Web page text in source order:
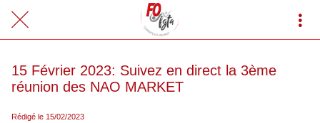
15 Février 2023: Suivez en direct la 3ème
réunion des NAO MARKET
Rédigé le 15/02/2023